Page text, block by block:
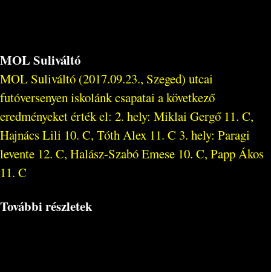
MOL Suliváltó
MOL Suliváltó (2017.09.23., Szeged) utcai
futóversenyen iskolánk csapatai a következő
eredményeket érték el: 2. hely: Miklai Gergő 11. C,
Hajnács Lili 10. C, Tóth Alex 11. C 3. hely: Paragi
levente 12. C, Halász-Szabó Emese 10. C, Papp Ákos
11. C
További részletek